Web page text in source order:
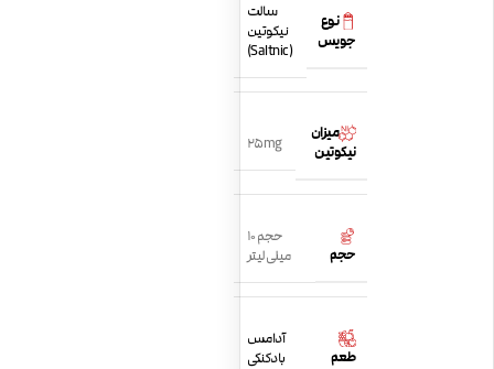
نوع
جویس
سالت
نیکوتین
(Saltnic)
میزان
نیکوتین
25mg
حجم
حجم 10
میلی لیتر
طعم
آدامس
بادکنکی